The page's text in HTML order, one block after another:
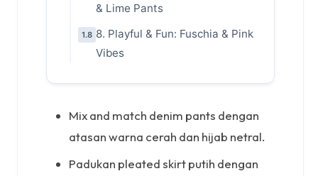
& Lime Pants
1.8 8. Playful & Fun: Fuschia & Pink
Vibes
Mix and match denim pants dengan
atasan warna cerah dan hijab netral.
Padukan pleated skirt putih dengan